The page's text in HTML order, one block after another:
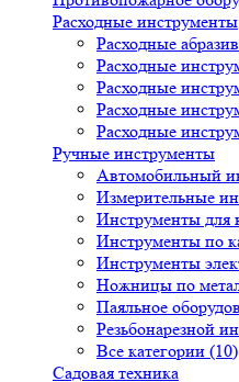
Расходные инструменты
Расходные
Расходные
Расходные
Расходные
Расходные
Ручные инструменты
Автомобильный
Измерительные
Инструменты для
Инструменты по
Инструменты
Ножницы по
Паяльное
Резьбонарезной
Все категории (10)
Садовая техника